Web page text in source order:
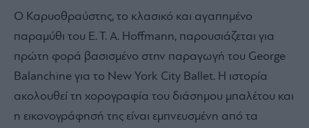
Ο Καρυοθραύστης, το κλασικό και αγαπημένο
παραμύθι του E. T. A. Hoffmann, παρουσιάζεται για
πρώτη φορά βασισμένο στην παραγωγή του George
Balanchine για το New York City Ballet. Η ιστορία
ακολουθεί τη χορογραφία του διάσημου μπαλέτου και
η εικονογράφησή της είναι εμπνευσμένη από τα